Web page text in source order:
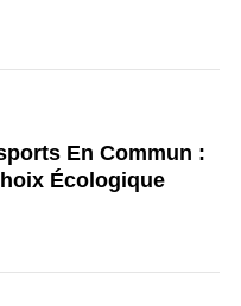
En Commun :
Écologique